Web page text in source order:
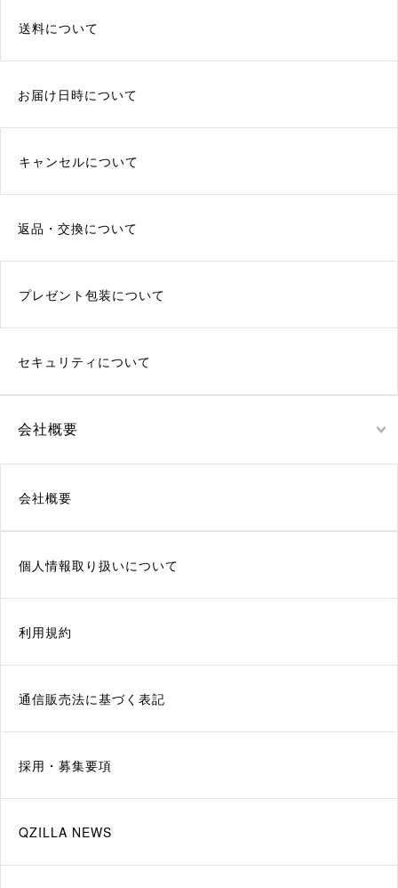
送料について
お届け日時について
キャンセルについて
返品・交換について
プレゼント包装について
セキュリティについて
会社概要
会社概要
個人情報取り扱いについて
利用規約
通信販売法に基づく表記
採用・募集要項
QZILLA NEWS